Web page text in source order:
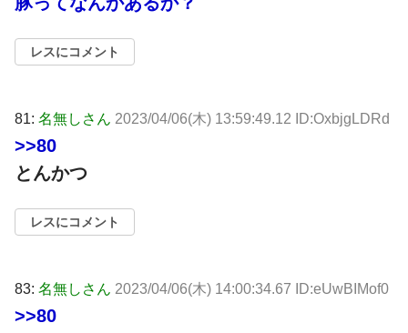
レスにコメント
81: 名無しさん 2023/04/06(木) 13:59:49.12 ID:OxbjgLDRd
>>80
とんかつ
レスにコメント
83: 名無しさん 2023/04/06(木) 14:00:34.67 ID:eUwBIMof0
>>80